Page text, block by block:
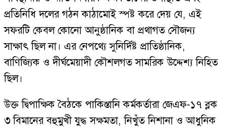
প্রতিনিধি দলের গঠন কাঠামোই স্পষ্ট করে দেয় যে, এই
সফরটি কেবল কোনো আনুষ্ঠানিক বা প্রথাগত সৌজন্য
সাক্ষাৎ ছিল না। এর নেপথ্যে সুনির্দিষ্ট প্রাতিষ্ঠানিক,
বাণিজ্যিক ও দীর্ঘমেয়াদী কৌশলগত সামরিক উদ্দেশ্য নিহিত
ছিল।
উক্ত দ্বিপাক্ষিক বৈঠকে পাকিস্তানি কর্মকর্তারা জেএফ-১৭ ব্লক
৩ বিমানের বহুমুখী যুদ্ধ সক্ষমতা, নিখুঁত নিশানা ও আধুনিক